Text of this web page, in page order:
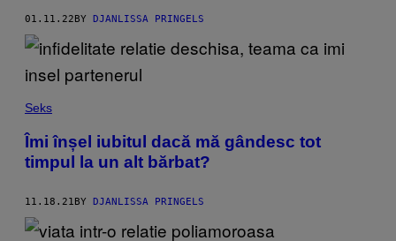
01.11.22 BY DJANLISSA PRINGELS
Seks
Îmi înșel iubitul dacă mă gândesc tot
timpul la un alt bărbat?
11.18.21BY DJANLISSA PRINGELS